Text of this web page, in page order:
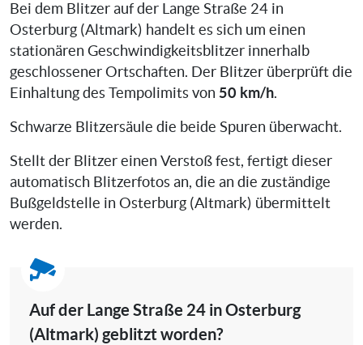
Bei dem Blitzer auf der Lange Straße 24 in
Osterburg (Altmark) handelt es sich um einen
stationären Geschwindigkeitsblitzer innerhalb
geschlossener Ortschaften. Der Blitzer überprüft die
Einhaltung des Tempolimits von 50 km/h.
Schwarze Blitzersäule die beide Spuren überwacht.
Stellt der Blitzer einen Verstoß fest, fertigt dieser
automatisch Blitzerfotos an, die an die zuständige
Bußgeldstelle in Osterburg (Altmark) übermittelt
werden.
Auf der Lange Straße 24 in Osterburg
(Altmark) geblitzt worden?